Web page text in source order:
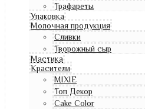
Трафареты
Упаковка
Молочная продукция
Сливки
Творожный сыр
Мастика
Красители
MIXIE
Топ Декор
Cake Color